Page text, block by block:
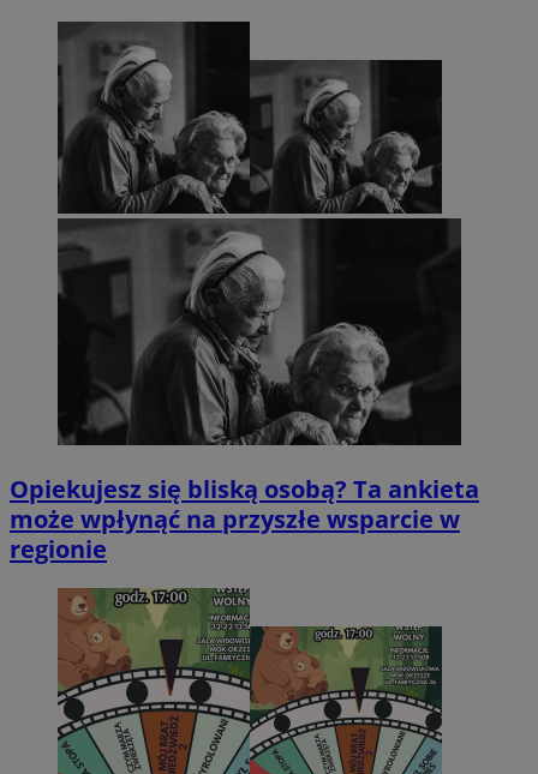
Opiekujesz się bliską osobą? Ta ankieta
może wpłynąć na przyszłe wsparcie w
regionie